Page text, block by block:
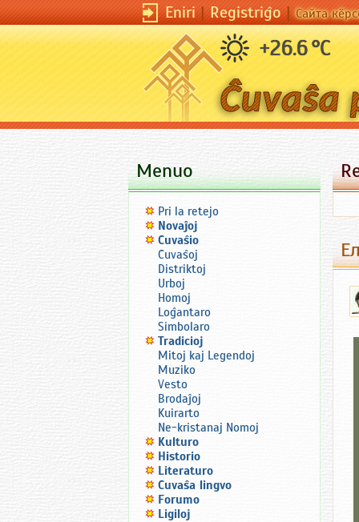
Eniri|Registriĝo|Сайта
+26.6 °C
Menuo
Pri la retejo
Novaĵoj
Ĉuvaŝio
Ĉuvaŝoj
Distriktoj
Urboj
Homoj
Loĝantaro
Simbolaro
Tradicioj
Mitoj kaj Legendoj
Muziko
Vesto
Brodaĵoj
Kuirarto
Ne-kristanaj Nomoj
Kulturo
Historio
Literaturo
Ĉuvaŝa lingvo
Forumo
Ligiloj